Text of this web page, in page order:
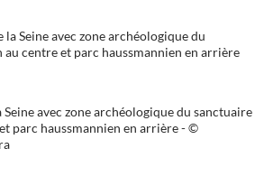
Seine avec zone archéologique du sanctuaire
parc haussmannien en arrière - ©